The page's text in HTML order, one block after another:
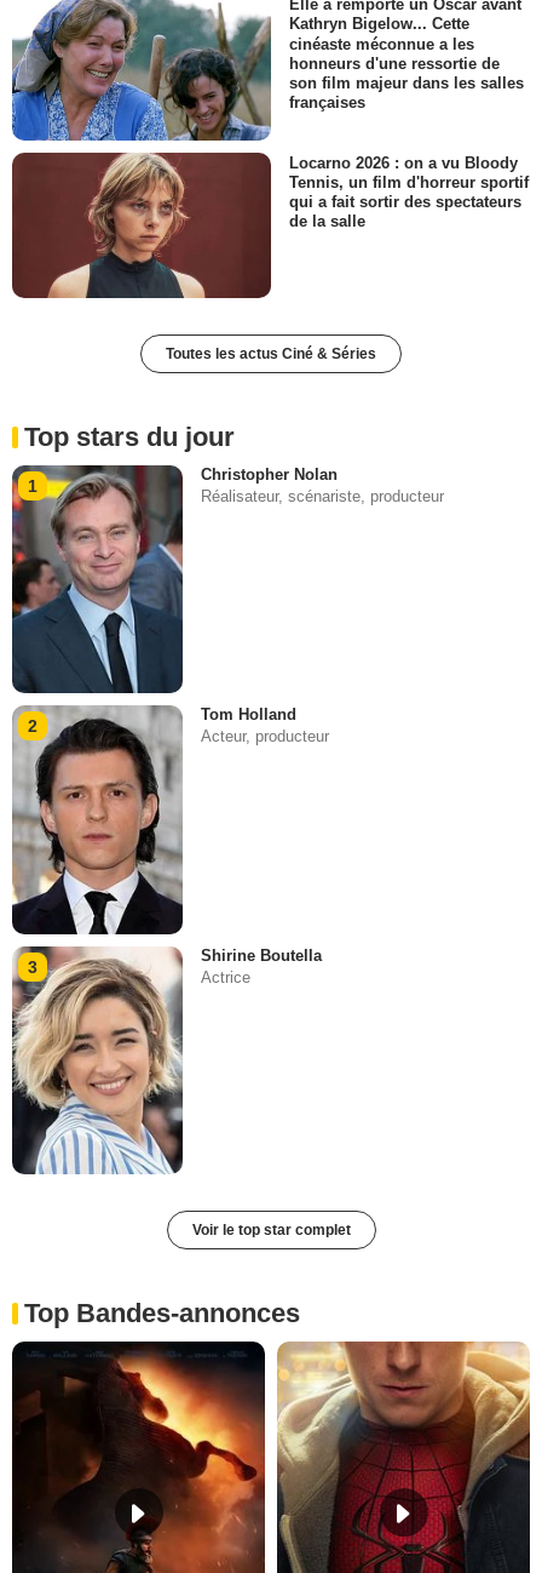
Elle a remporté un Oscar avant
Kathryn Bigelow... Cette
cinéaste méconnue a les
honneurs d'une ressortie de
son film majeur dans les salles
françaises
Locarno 2026 : on a vu Bloody
Tennis, un film d'horreur sportif
qui a fait sortir des spectateurs
de la salle
Toutes les actus Ciné & Séries
Top stars du jour
1
Christopher Nolan
Réalisateur, scénariste, producteur
2
Tom Holland
Acteur, producteur
3
Shirine Boutella
Actrice
Voir le top star complet
Top Bandes-annonces